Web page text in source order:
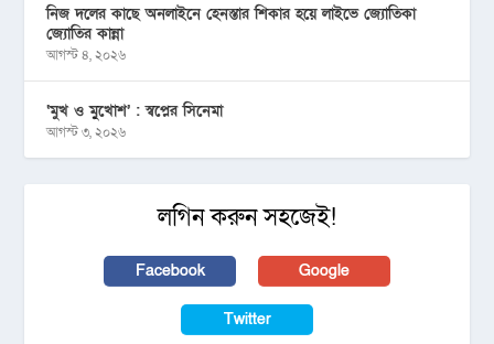
নিজ দলের কাছে অনলাইনে হেনস্তার শিকার হয়ে লাইভে জ্যোতিকা
জ্যোতির কান্না
আগস্ট ৪, ২০২৬
‘মুখ ও মু্খোশ’ : স্বপ্নের সিনেমা
আগস্ট ৩, ২০২৬
লগিন করুন সহজেই!
Facebook Google
Twitter